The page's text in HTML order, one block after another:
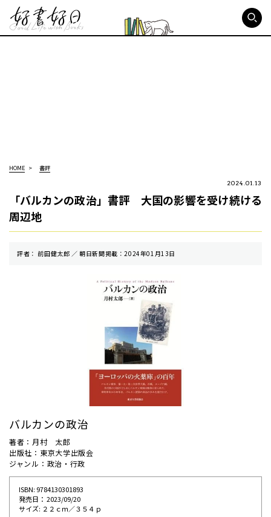
HOME 書評
2024.01.13
「バルカンの政治」書評 大国の影響を受け続ける
周辺地
評者： 前田健太郎 ／ 朝⽇新聞掲載：2024年01月13日
バルカンの政治
著者：月村 太郎
出版社：東京大学出版会
ジャンル：政治・行政
ISBN: 9784130301893
発売⽇： 2023/09/20
サイズ: ２２ｃｍ／３５４ｐ